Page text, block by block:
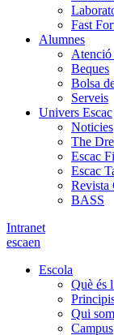
Fast
Alumnes
Atenció
Beques
Bolsa
Serveis
Univers Escac
Noticies
The
Escac
Escac
Revista
BASS
Intranet
escaen
Escola
Què és
Qui som
Campus